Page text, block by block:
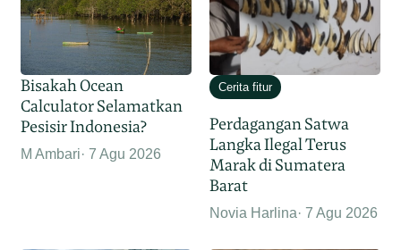
Bisakah Ocean
Calculator Selamatkan
Pesisir Indonesia?
M Ambari 7 Agu 2026
Cerita fitur
Perdagangan Satwa
Langka Ilegal Terus
Marak di Sumatera
Barat
Novia Harlina 7 Agu 2026